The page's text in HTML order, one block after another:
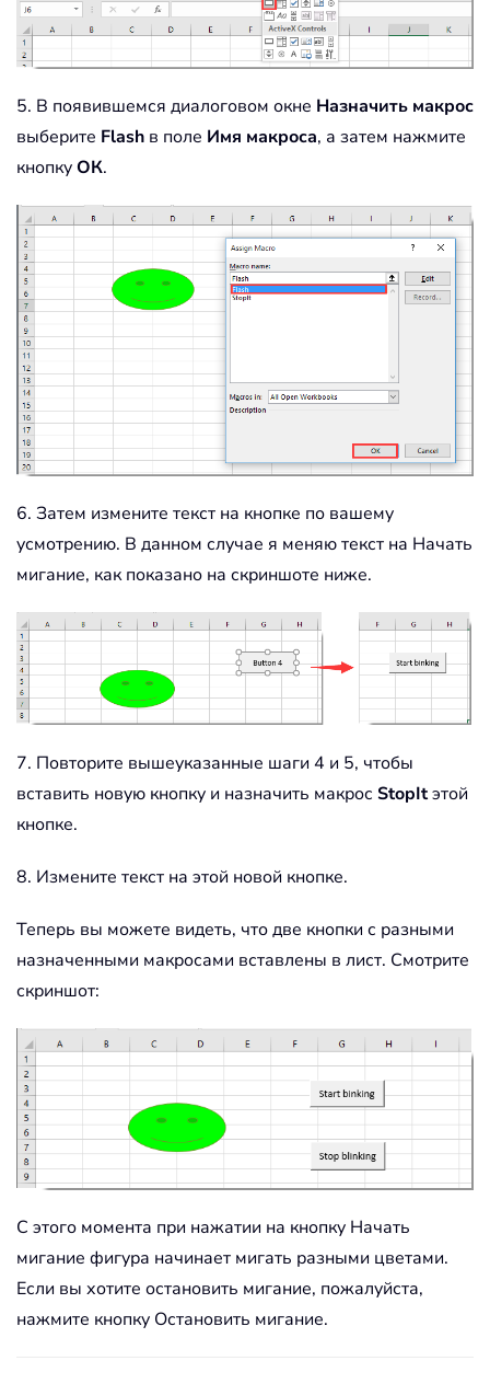
5. В появившемся диалоговом окне Назначить макрос
выберите Flash в поле Имя макроса, а затем нажмите
кнопкуОК.
6. Затем измените текст на кнопке по вашему
усмотрению. В данном случае я меняю текст на Начать
мигание, как показано на скриншоте ниже.
7. Повторите вышеуказанные шаги 4 и 5, чтобы
вставить новую кнопку и назначить макрос StopItэтой
кнопке.
8. Измените текст на этой новой кнопке.
Теперь вы можете видеть, что две кнопки с разными
назначенными макросами вставлены в лист. Смотрите
скриншот:
С этого момента при нажатии на кнопку Начать
мигание фигура начинает мигать разными цветами.
Если вы хотите остановить мигание, пожалуйста,
нажмите кнопку Остановить мигание.